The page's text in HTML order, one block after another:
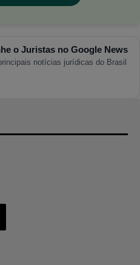
o Juristas no Google News
notícias jurídicas do Brasil